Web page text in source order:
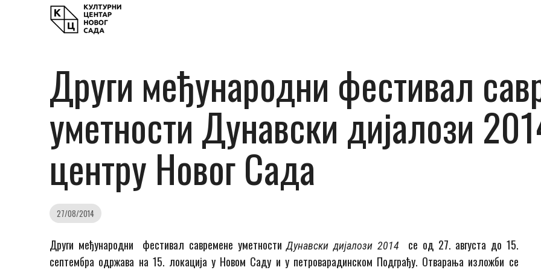
Други међународни фестивал
уметности Дунавски дијалози
центру Новог Сада
27/08/2014
Други међународни фестивал савремене уметностиДунавски дијалози 2014
се од 27. августа до 15.
септембра одржава на 15. локација у Новом Саду и у петроварадинском Подграђу. Отварања изложби се